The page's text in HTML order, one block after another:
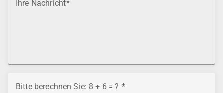
Ihre Nachricht
Bitte berechnen Sie: 8 + 6 = ?